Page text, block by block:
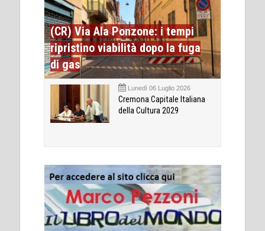
(CR) Via Ala Ponzone: i tempi
ripristino viabilità dopo la fuga
di gas
Lunedì 06 Luglio 2026
Cremona Capitale Italiana
della Cultura 2029